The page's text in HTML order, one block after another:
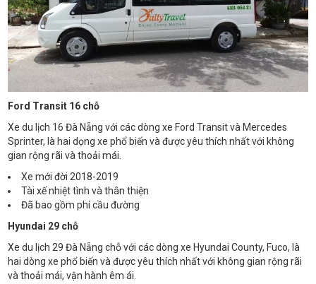
Ford Transit 16 chỗ
Xe du lịch 16 Đà Nẵng với các dòng xe Ford Transit và Mercedes
Sprinter, là hai dọng xe phổ biến và được yêu thích nhất với không
gian rộng rãi và thoải mái.
Xe mới đời 2018-2019
Tài xế nhiệt tình và thân thiện
Đã bao gồm phí cầu đường
Hyundai 29 chỗ
Xe du lịch 29 Đà Nẵng chỗ với các dòng xe Hyundai County, Fuco, là
hai dòng xe phổ biến và được yêu thích nhất với không gian rộng rãi
và thoải mái, vận hành êm ái.